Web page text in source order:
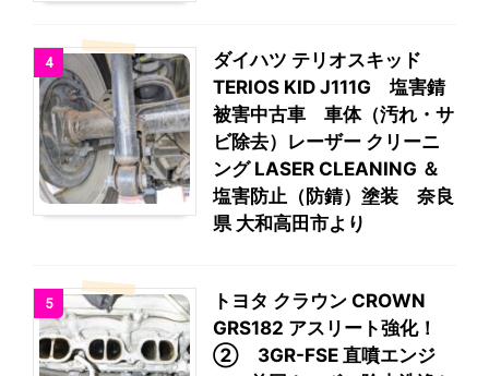
4
ダイハツ テリオスキッド
TERIOS KID J111G 塩害錆
被害中古車 車体（汚れ・サ
ビ除去）レーザー クリーニ
ング LASER CLEANING ＆
塩害防止（防錆）塗装 奈良
県 大和高田市より
5
トヨタ クラウン CROWN
GRS182 アスリート強化！
② 3GR-FSE 直噴エンジ